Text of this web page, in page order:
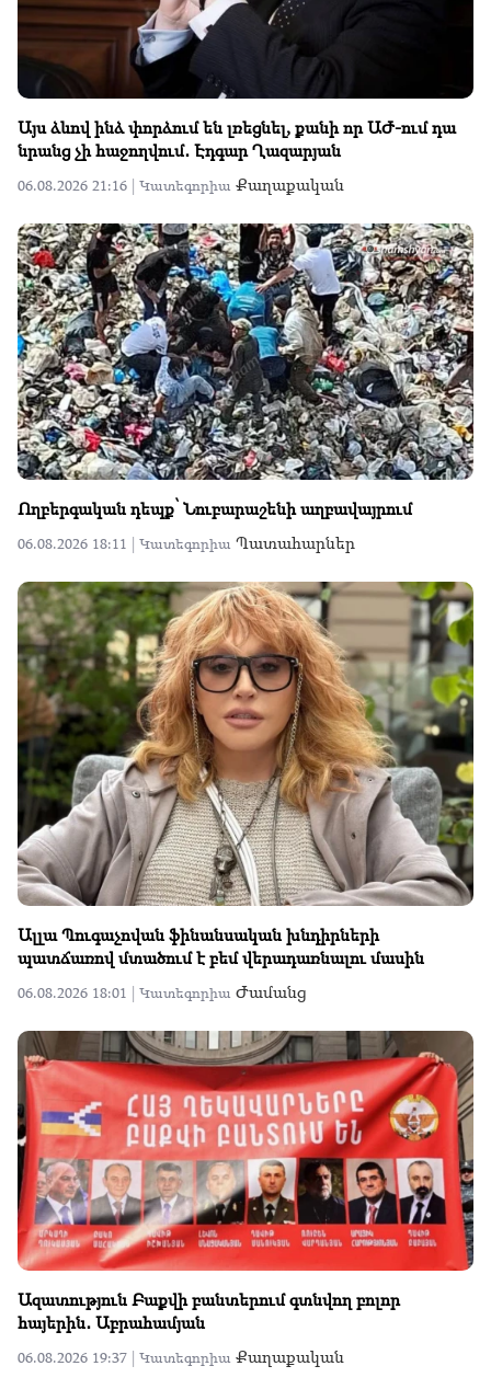
Այս ձևով ինձ փորձում են լռեցնել, քանի որ ԱԺ-ում դա
նրանց չի հաջողվում․ Էդգար Ղազարյան
06.08.2026 21:16 | Կատեգորիա Քաղաքական
Ողբերգական դեպք՝ Նուբարաշենի աղբավայրում
06.08.2026 18:11 | Կատեգորիա Պատահարներ
Ալլա Պուգաչովան ֆինանսական խնդիրների
պատճառով մտածում է բեմ վերադառնալու մասին
06.08.2026 18:01 | Կատեգորիա Ժամանց
Ազատություն Բաքվի բանտերում գտնվող բոլոր
հայերին․ Աբրահամյան
06.08.2026 19:37 | Կատեգորիա Քաղաքական